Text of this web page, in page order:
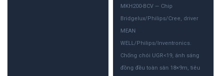
MKH200-BCV — Chip
Bridgelux/Philips/Cree, driver
MEAN
WELL/Philips/Inventronics.
Chống chói UGR<19, ánh sáng
đồng đều toàn sân 18×9m, tiêu